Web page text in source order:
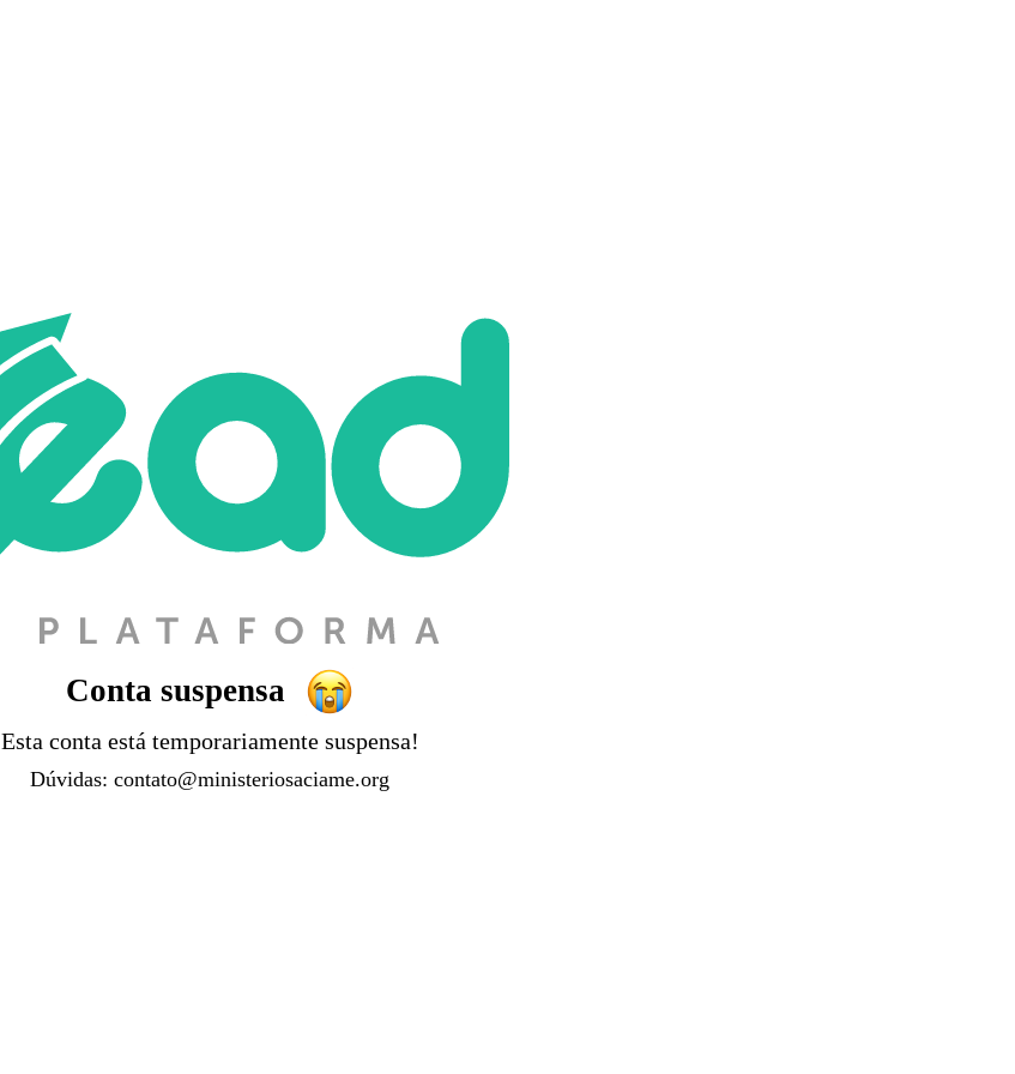
Conta suspensa
Esta conta está temporariamente suspensa!
Dúvidas: contato@ministeriosaciame.org